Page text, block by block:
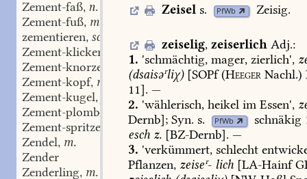
Zement-faß, n.
Zement-fuß, m.
zementieren, schw.
Zement-klicker
Zement-knorzen
Zement-kopf, m.
Zement-kugel,
Zement-plombe
Zement-spritze
Zendel, m.
Zender
Zenderling, m.
Zeisels. PfWb Zeisig.
zeiselig, zeiserlich Adj.:
1. 'schmächtig, mager, zierlich',
(dsaisəʳliχ)[SOPf(Heeger Nachl.)
11]. —
2. 'wählerisch, heikel im Essen',
Dernb]; Syn. s. PfWb schnäkig
esch z. [BZ-Dernb]. —
3. 'verkümmert, schlecht
Pflanzen, zeiseʳ- lich [LA-Hainf